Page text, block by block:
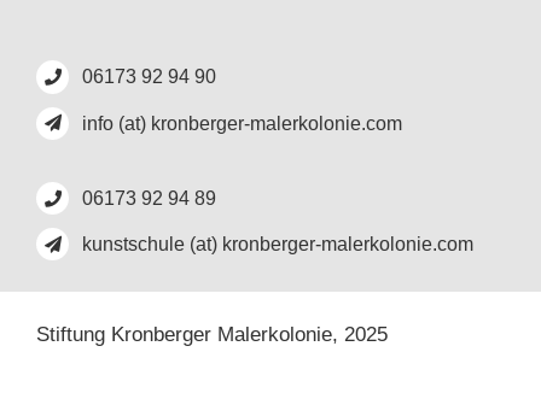
06173 92 94 90
info (at) kronberger-malerkolonie.com
06173 92 94 89
kunstschule (at) kronberger-malerkolonie.com
Stiftung Kronberger Malerkolonie, 2025